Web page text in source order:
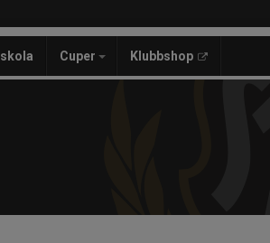
Cuper Klubbshop